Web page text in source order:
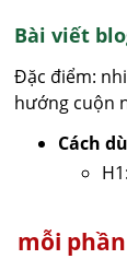
Bài viết
Đặc điểm:
hướng cuộn
Cách
mỗi